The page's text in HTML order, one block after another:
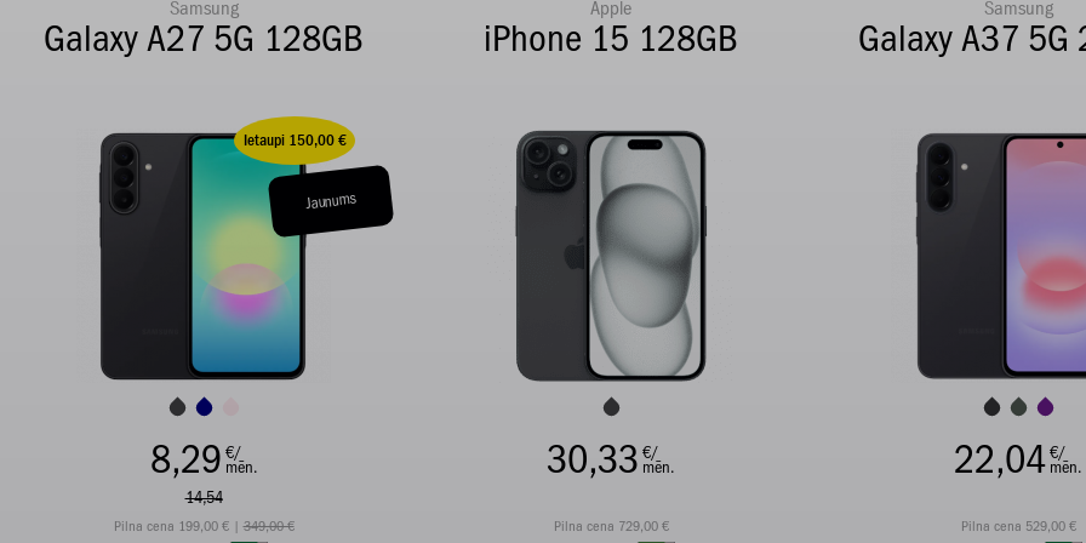
Samsung
Galaxy A27 5G 128GB
Ietaupi 150,00 €
Jaunums
8,29 €/
mēn.
14,54
Pilna cena 199,00 € |349,00 €
Apple
iPhone 15 128GB
30,33 €/
mēn.
Pilna cena 729,00 €
Samsung
Galaxy A37 5G
22,04€/
mēn.
Pilna cena 529,00 €